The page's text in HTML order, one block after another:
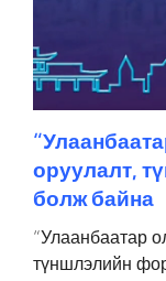
оруулалт,
болж байна
“Улаанбаатар
түншлэлийн